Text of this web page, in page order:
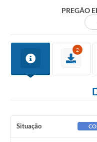
LEIS MUNICIPAIS
Diário Oficial
Serviços Online
Contas Públicas
PREGÃO
2
Situação